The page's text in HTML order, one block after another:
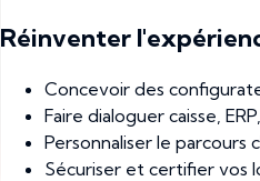
Réinventer
Concevoir des
Faire dialoguer caisse,
Personnaliser le parcours
Sécuriser et certifier vos